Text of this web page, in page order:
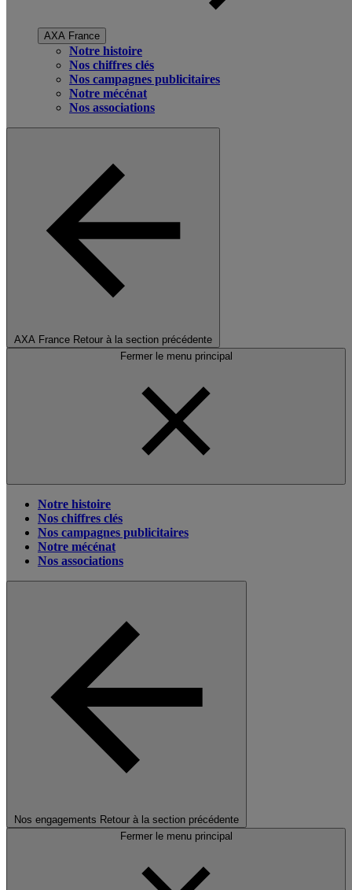
AXA France
Notre histoire
Nos chiffres clés
Nos campagnes publicitaires
Notre mécénat
Nos associations
AXA France Retour à la section précédente
Fermer le menu principal
Notre histoire
Nos chiffres clés
Nos campagnes publicitaires
Notre mécénat
Nos associations
Nos engagements Retour à la section précédente
Fermer le menu principal